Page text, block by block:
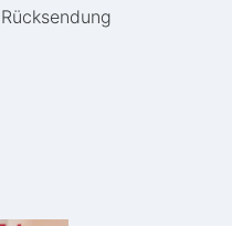
Rücksendung